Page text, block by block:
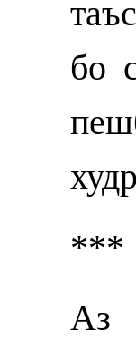
бо
***
Аз